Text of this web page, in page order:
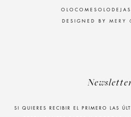
DESIGNED BY MERY
SI QUIERES RECIBIR EL PRIMERO LAS